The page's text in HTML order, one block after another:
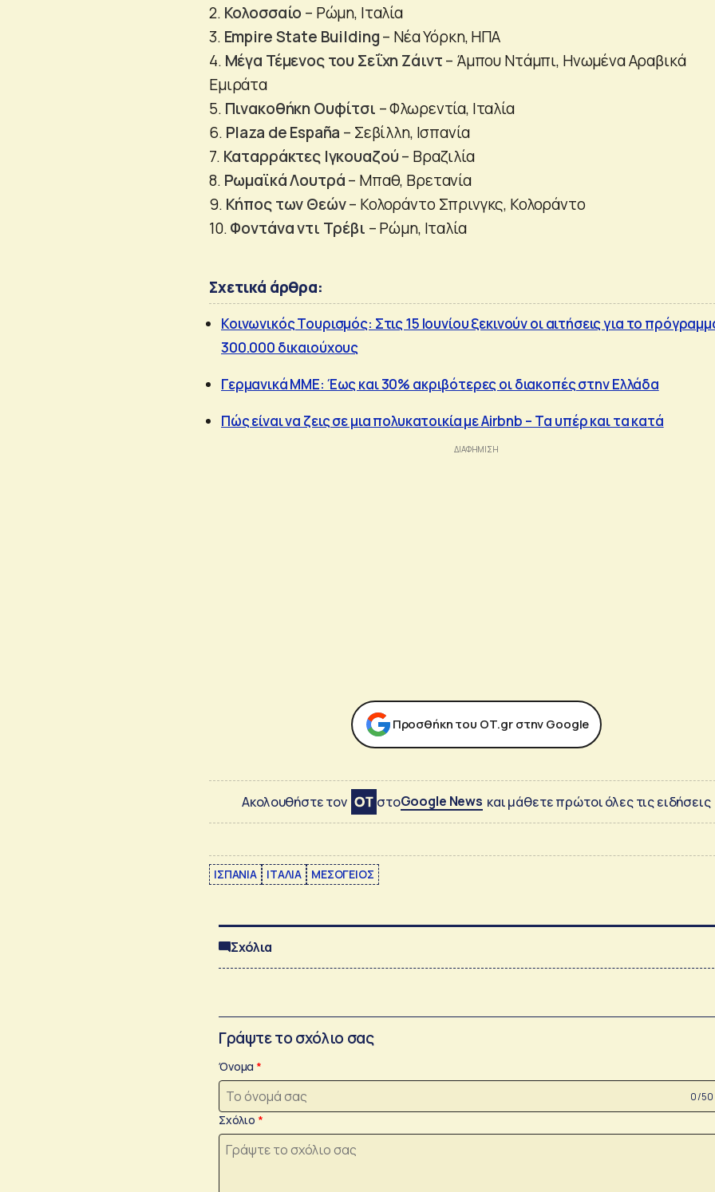
2. Κολοσσαίο – Ρώμη, Ιταλία
3. Empire State Building– Νέα Υόρκη, ΗΠΑ
4. Μέγα Τέμενος του Σεΐχη Ζάιντ– Άμπου Ντάμπι, Ηνωμένα Αραβικά
Εμιράτα
5. Πινακοθήκη Ουφίτσι – Φλωρεντία, Ιταλία
6. Plaza de España – Σεβίλλη, Ισπανία
7. Καταρράκτες Ιγκουαζού– Βραζιλία
8. Ρωμαϊκά Λουτρά– Μπαθ, Βρετανία
9. Κήπος των Θεών– Κολοράντο Σπρινγκς, Κολοράντο
10.Φοντάνα ντι Τρέβι – Ρώμη, Ιταλία
Σχετικά άρθρα:
Κοινωνικός Τουρισμός: Στις 15 Ιουνίου ξεκινούν οι αιτήσεις για το
300.000 δικαιούχους
Γερμανικά ΜΜΕ: Έως και 30% ακριβότερες οι διακοπές στην Ελλάδα
Πώς είναι να ζεις σε μια πολυκατοικία με Airbnb – Tα υπέρ και τα κατά
Προσθήκη του ΟΤ.gr στην Google
Ακολουθήστε τον στοGoogle News και μάθετε πρώτοι όλες τις ειδήσεις
ΙΣΠΑΝΙΑ ΙΤΑΛΙΑ ΜΕΣΟΓΕΙΟΣ
Σχόλια
Γράψτε το σχόλιο σας
Όνομα
0 /50
Σχόλιο